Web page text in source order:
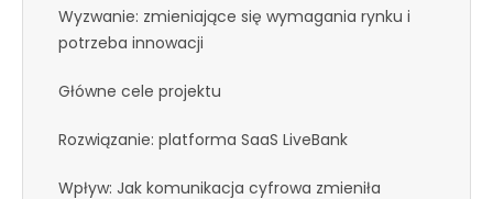
Wyzwanie: zmieniające się wymagania rynku i
potrzeba innowacji
Główne cele projektu
Rozwiązanie: platforma SaaS LiveBank
Wpływ: Jak komunikacja cyfrowa zmieniła